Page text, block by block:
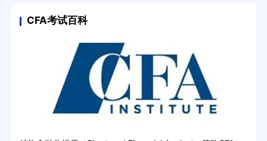
CFA考试百科